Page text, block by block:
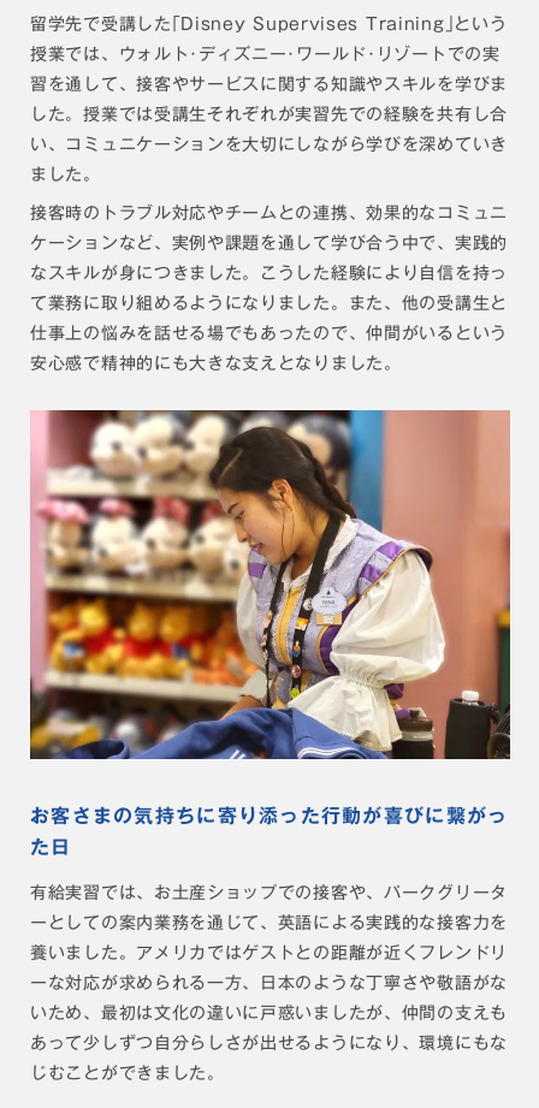
留学先で受講した｢Disney Supervises Training｣という
授業では、ウォルト･ディズニー･ワールド･リゾートでの実
習を通して、接客やサービスに関する知識やスキルを学びま
した。授業では受講生それぞれが実習先での経験を共有し合
い、コミュニケーションを大切にしながら学びを深めていき
ました。
接客時のトラブル対応やチームとの連携、効果的なコミュニ
ケーションなど、実例や課題を通して学び合う中で、実践的
なスキルが身につきました。こうした経験により自信を持っ
て業務に取り組めるようになりました。また、他の受講生と
仕事上の悩みを話せる場でもあったので、仲間がいるという
安心感で精神的にも大きな支えとなりました。
お客さまの気持ちに寄り添った行動が喜びに繋がっ
た日
有給実習では、お土産ショップでの接客や、パークグリータ
ーとしての案内業務を通じて、英語による実践的な接客力を
養いました。アメリカではゲストとの距離が近くフレンドリ
ーな対応が求められる一方、日本のような丁寧さや敬語がな
いため、最初は文化の違いに戸惑いましたが、仲間の支えも
あって少しずつ自分らしさが出せるようになり、環境にもな
じむことができました。